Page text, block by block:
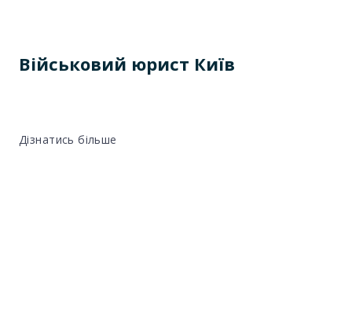
Військовий юрист Київ
Дізнатись більше